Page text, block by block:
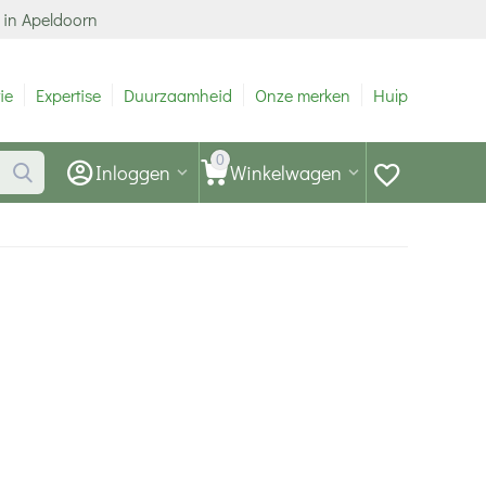
Apeldoorn
Expertise Duurzaamheid Onze merken Hulp
0 Winkelwagen
Inloggen